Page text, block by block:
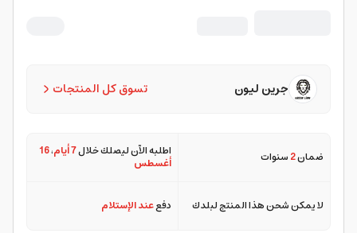
تسوق كل المنتجات جرين ليون
ضمان2سنوات اطلبه الآن ليصلك خلال7 أيام ،16
أغسطس
لا يمكن شحن هذا المنتج لبلدك دفععند الإستلام